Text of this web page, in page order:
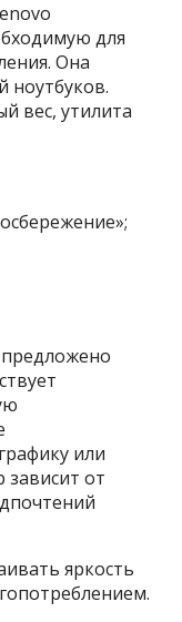
для
Она
ноутбуков.
вес, утилита
или
от
яркость